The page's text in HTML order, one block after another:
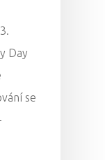
Day
se